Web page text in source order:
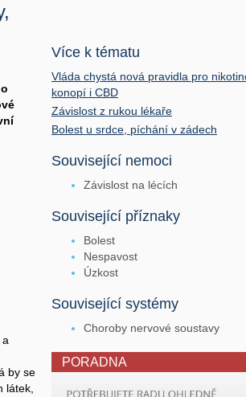
by se
látek,
Více k tématu
Vláda chystá nová pravidla pro
konopí i CBD
Závislost z rukou lékaře
Bolest u srdce, píchání v zádech
Související nemoci
Závislost na lécích
Související příznaky
Bolest
Nespavost
Úzkost
Související systémy
Choroby nervové soustavy
PORADNA